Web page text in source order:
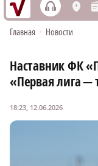
h L
Главная • Новости
Наставник ФК
«Первая лига
18:23, 12.06.2026